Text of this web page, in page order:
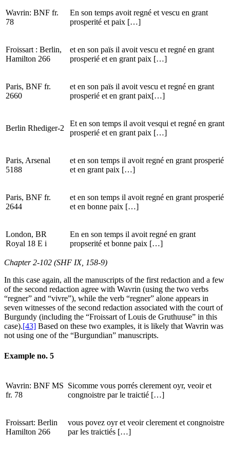
Wavrin: BNF fr.
78
En son temps avoit regné et vescu en grant
prosperité et paix […]
Froissart : Berlin,
Hamilton 266
et en son païs il avoit vescu et regné en grant
prosperié et en grant paix […]
Paris, BNF fr.
2660
et en son païs il avoit vescu et regné en grant
prosperié et en grant paix[…]
Berlin Rhediger-2
Et en son temps il avoit vesqui et regné en grant
prosperié et en grant paix […]
Paris, Arsenal
5188
et en son temps il avoit regné en grant prosperié
et en grant paix […]
Paris, BNF fr.
2644
et en son temps il avoit regné en grant prosperié
et en bonne paix […]
London, BR
Royal 18 E i
En en son temps il avoit regné en grant
propserité et bonne paix […]
Chapter 2-102 (SHF IX, 158-9)
In this case again, all the manuscripts of the first redaction and a few
of the second redaction agree with Wavrin (using the two verbs
“regner” and “vivre”), while the verb “regner” alone appears in
seven witnesses of the second redaction associated with the court of
Burgundy (including the “Froissart of Louis de Gruthuuse” in this
case).[43] Based on these two examples, it is likely that Wavrin was
not using one of the “Burgundian” manuscripts.
Example no. 5
Wavrin: BNF MS
fr. 78
Sicomme vous porrés clerement oyr, veoir et
congnoistre par le traictié […]
Froissart: Berlin
Hamilton 266
vous povez oyr et veoir clerement et congnoistre
par les traictiés […]